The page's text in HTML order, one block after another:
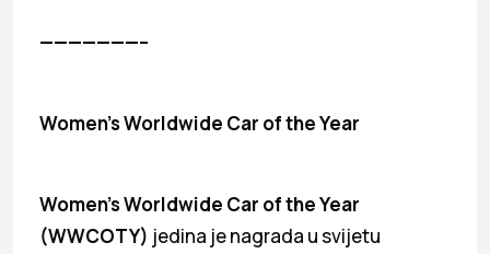
———————–
Women’s Worldwide Car of the Year
Women’s Worldwide Car of the Year
(WWCOTY) jedina je nagrada u svijetu